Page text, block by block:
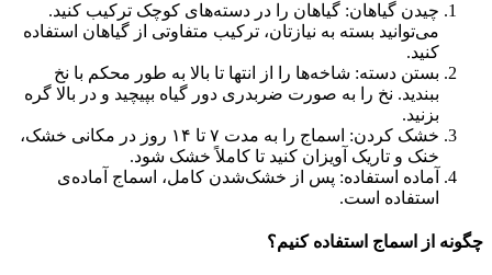
چیدن گیاهان: گیاهان را در دسته‌های کوچک ترکیب کنید.
می‌توانید بسته به نیازتان، ترکیب متفاوتی از گیاهان استفاده
کنید.
بستن دسته: شاخه‌ها را از انتها تا بالا به طور محکم با نخ
ببندید. نخ را به صورت ضربدری دور گیاه بپیچید و در بالا گره
بزنید.
خشک کردن: اسماج را به مدت ۷ تا ۱۴ روز در مکانی خشک،
خنک و تاریک آویزان کنید تا کاملاً خشک شود.
آماده استفاده: پس از خشک‌شدن کامل، اسماج آماده‌ی
استفاده است.
چگونه از اسماج استفاده کنیم؟